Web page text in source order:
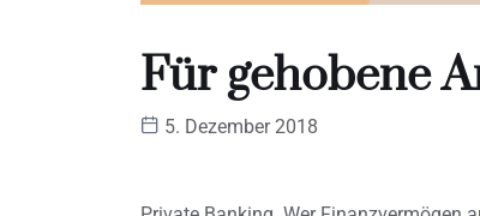
Für gehobene
5. Dezember 2018